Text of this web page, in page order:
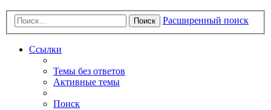
Поиск Расширенный поиск
Ссылки
Темы без ответов
Активные темы
Поиск